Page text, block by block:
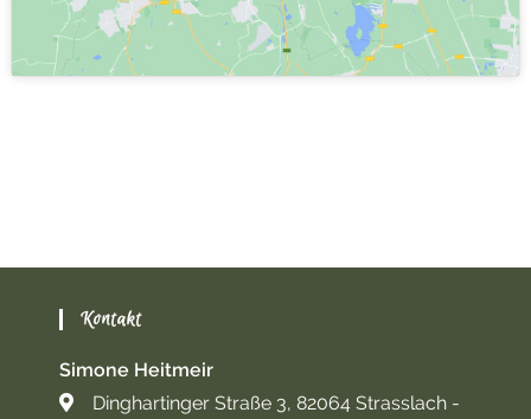
Kontakt
Simone Heitmeir
Dinghartinger Straße 3, 82064 Strasslach -